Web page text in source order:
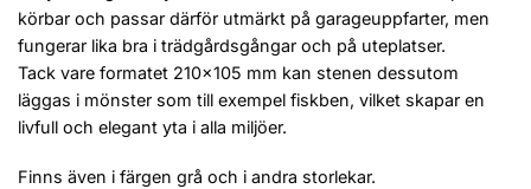
körbar och passar därför utmärkt på garageuppfarter, men
fungerar lika bra i trädgårdsgångar och på uteplatser.
Tack vare formatet 210×105 mm kan stenen dessutom
läggas i mönster som till exempel fiskben, vilket skapar en
livfull och elegant yta i alla miljöer.
Finns även i färgen grå och i andra storlekar.